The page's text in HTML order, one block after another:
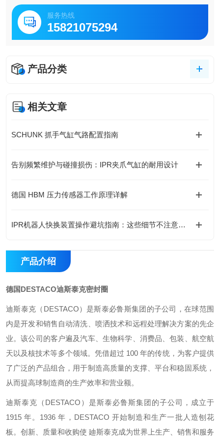
服务热线
15821075294
产品分类
相关文章
SCHUNK 抓手气缸气路配置指南
告别频繁维护与碰撞损伤：IPR夹爪气缸的耐用设计
德国 HBM 压力传感器工作原理详解
IPR机器人快换装置操作避坑指南：这些细节不注意，快换优势全白搭
产品介绍
德国DESTACO迪斯泰克密封圈
迪斯泰克（DESTACO）是斯泰必鲁斯集团的子公司，在球范围
内是开发和销售自动清洗、喷洒技术和远程处理解决方案的先企
业。该公司的客户遍及汽车、生物科学、消费品、包装、航空航
天以及核技术等多个领域。凭借超过 100 年的传统，为客户提供
了广泛的产品组合，用于制造高质量的支撑、平台和稳固系统，
从而提高球制造商的生产效率和营业额。
迪斯泰克（DESTACO）是斯泰必鲁斯集团的子公司，成立于
1915 年。1936 年，DESTACO 开始制造和生产一批人造刨花
板。创新、质量和收购使 廸斯泰克成为世界上生产、销售和服务